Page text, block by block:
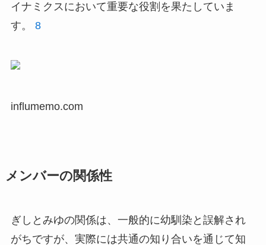
イナミクスにおいて重要な役割を果たしていま
す。 8
influmemo.com
メンバーの関係性
ぎしとみゆの関係は、一般的に幼馴染と誤解され
がちですが、実際には共通の知り合いを通じて知